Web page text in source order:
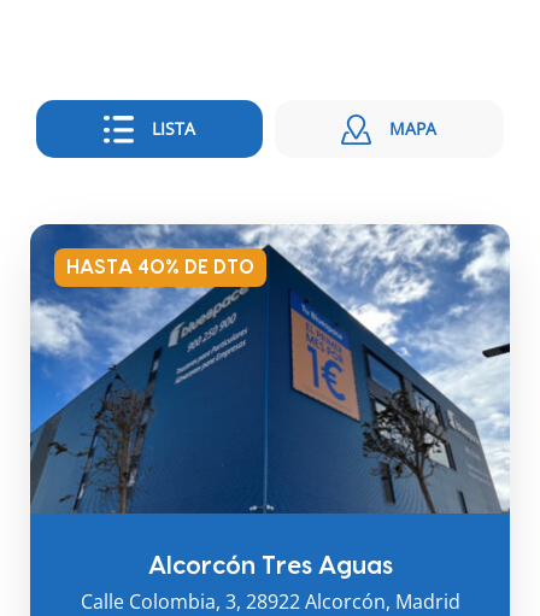
LISTA MAPA
HASTA 40% DE DTO
Alcorcón Tres Aguas
Calle Colombia, 3, 28922 Alcorcón, Madrid